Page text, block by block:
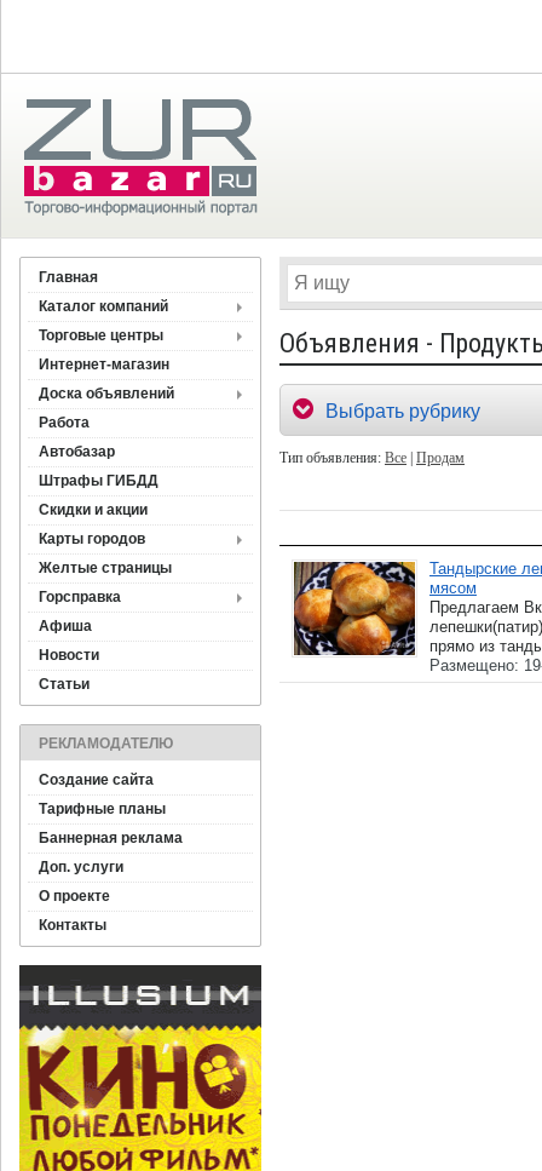
Главная
Каталог компаний
Торговые центры
Интернет-магазин
Доска объявлений
Работа
Автобазар
Штрафы ГИБДД
Скидки и акции
Карты городов
Желтые страницы
Горсправка
Афиша
Новости
Статьи
РЕКЛАМОДАТЕЛЮ
Создание сайта
Тарифные планы
Баннерная реклама
Доп. услуги
О проекте
Контакты
Объявления -
Выбрать рубрику
Тип объявления: Все Продам
Тандырские
мясом
Предлагаем
прямо из
Размещено: